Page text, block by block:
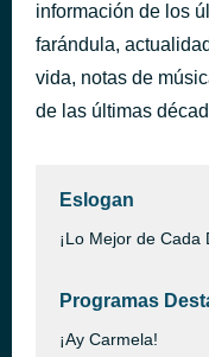
información de los
farándula,
vida, notas de
de las últimas
Eslogan
¡Lo Mejor de Cada
Programas
¡Ay Carmela!